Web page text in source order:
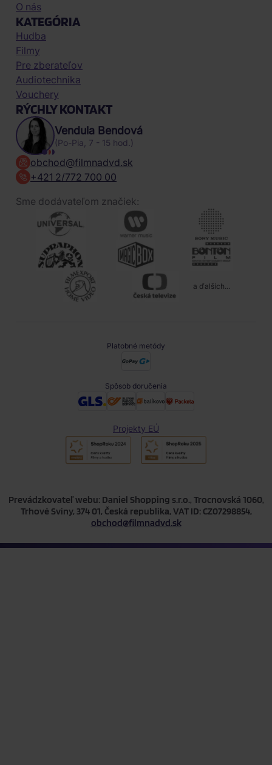
O nás
KATEGÓRIA
Hudba
Filmy
Pre zberateľov
Audiotechnika
Vouchery
RÝCHLY KONTAKT
Vendula Bendová
(Po-Pia, 7 - 15 hod.)
obchod@filmnadvd.sk
+421 2/772 700 00
Sme dodávateľom značiek:
a ďalších...
Platobné metódy
Spôsob doručenia
Projekty EÚ
Prevádzkovateľ webu: Daniel Shopping s.r.o., Trocnovská 1060,
Trhové Sviny, 374 01, Česká republika, VAT ID: CZ07298854,
obchod@filmnadvd.sk